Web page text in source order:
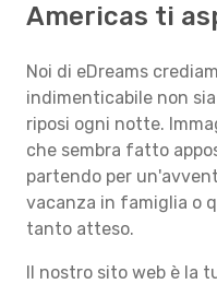
Americas ti
Noi di eDreams
indimenticabile non
riposi ogni notte.
che sembra fatto
partendo per
vacanza in famiglia o
tanto atteso.
Il nostro sito web è la